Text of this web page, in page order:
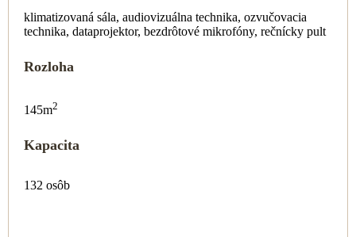
klimatizovaná sála, audiovizuálna technika, ozvučovacia
technika, dataprojektor, bezdrôtové mikrofóny, rečnícky pult
Rozloha
145m2
Kapacita
132 osôb